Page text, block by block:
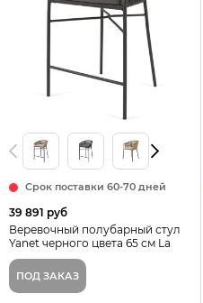
Срок поставки 60-70 дней
39 891 руб
Веревочный полубарный стул
Yanet черного цвета 65 см La
Forma Испания
ПОД ЗАКАЗ